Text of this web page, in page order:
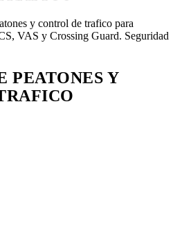
y control de trafico para
VAS y Crossing Guard. Seguridad
PEATONES Y